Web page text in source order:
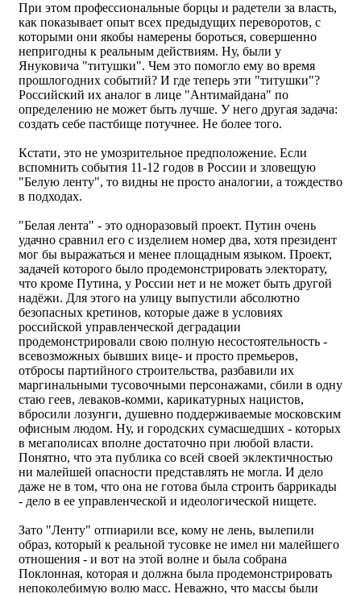
При этом профессиональные борцы и радетели за власть,
как показывает опыт всех предыдущих переворотов, с
которыми они якобы намерены бороться, совершенно
непригодны к реальным действиям. Ну, были у
Януковича "титушки". Чем это помогло ему во время
прошлогодних событий? И где теперь эти "титушки"?
Российский их аналог в лице "Антимайдана" по
определению не может быть лучше. У него другая задача:
создать себе пастбище потучнее. Не более того.
Кстати, это не умозрительное предположение. Если
вспомнить события 11-12 годов в России и зловещую
"Белую ленту", то видны не просто аналогии, а тождество
в подходах.
"Белая лента" - это одноразовый проект. Путин очень
удачно сравнил его с изделием номер два, хотя президент
мог бы выражаться и менее площадным языком. Проект,
задачей которого было продемонстрировать электорату,
что кроме Путина, у России нет и не может быть другой
надёжи. Для этого на улицу выпустили абсолютно
безопасных кретинов, которые даже в условиях
российской управленческой деградации
продемонстрировали свою полную несостоятельность -
всевозможных бывших вице- и просто премьеров,
отбросы партийного строительства, разбавили их
маргинальными тусовочными персонажами, сбили в одну
стаю геев, леваков-комми, карикатурных нацистов,
вбросили лозунги, душевно поддерживаемые московским
офисным людом. Ну, и городских сумасшедших - которых
в мегаполисах вполне достаточно при любой власти.
Понятно, что эта публика со всей своей эклектичностью
ни малейшей опасности представлять не могла. И дело
даже не в том, что она не готова была строить баррикады
- дело в ее управленческой и идеологической нищете.
Зато "Ленту" отпиарили все, кому не лень, вылепили
образ, который к реальной тусовке не имел ни малейшего
отношения - и вот на этой волне и была собрана
Поклонная, которая и должна была продемонстрировать
непоколебимую волю масс. Неважно, что массы были